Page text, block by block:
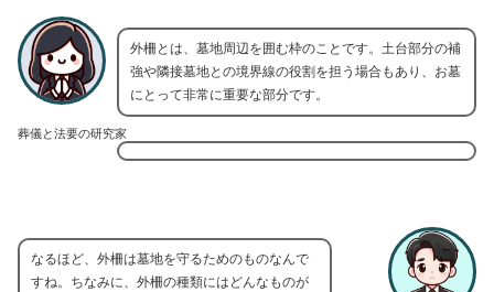
葬儀と法要の研究家
外柵とは、墓地周辺を囲む枠のことです。土台部分の補
強や隣接墓地との境界線の役割を担う場合もあり、お墓
にとって非常に重要な部分です。
なるほど、外柵は墓地を守るためのものなんで
すね。ちなみに、外柵の種類にはどんなものが